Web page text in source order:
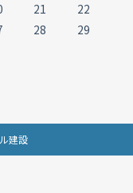
21
22
28
29
建設